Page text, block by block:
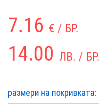
7.16 € / БР.
14.00 ЛВ. / БР.
размери на покривката: